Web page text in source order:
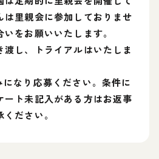
は里親会に参加しておりませ
をお願いいたします。
し、トライアルはいたしま
なり応募ください。条件に
ート未記入がある方はお返事
ださい。